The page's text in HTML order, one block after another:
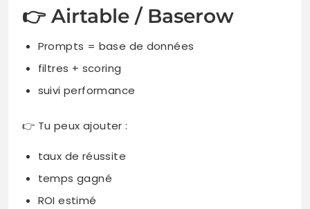
👉 Airtable / Baserow
Prompts = base de données
filtres + scoring
suivi performance
👉 Tu peux ajouter :
taux de réussite
temps gagné
ROI estimé